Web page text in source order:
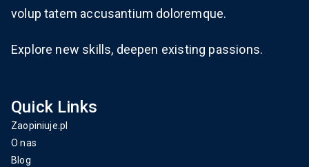
volup tatem accusantium doloremque.
Explore new skills, deepen existing passions.
Quick Links
Zaopiniuje.pl
O nas
Blog